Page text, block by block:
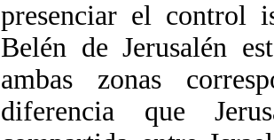
presenciar el control
Belén de Jerusalén
ambas zonas
diferencia que